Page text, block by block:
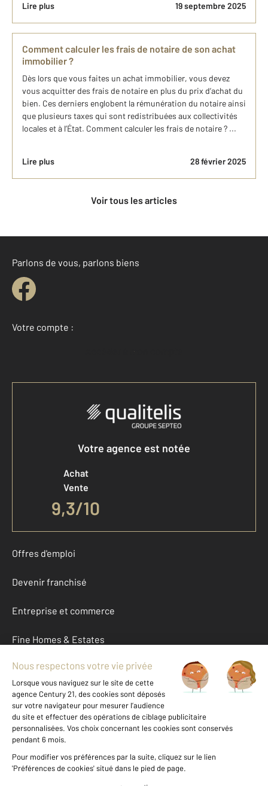
Lire plus 19 septembre 2025
Comment calculer les frais de notaire de son achat
immobilier ?
Dès lors que vous faites un achat immobilier, vous devez
vous acquitter des frais de notaire en plus du prix d’achat du
bien. Ces derniers englobent la rémunération du notaire ainsi
que plusieurs taxes qui sont redistribuées aux collectivités
locales et à l’État. Comment calculer les frais de notaire ? ...
Lire plus 28 février 2025
Voir tous les articles
Parlons de vous, parlons biens
Votre compte :
Accéder à mon compte
Votre agence est notée
Achat
Vente
9,3/10
Offres d'emploi
Devenir franchisé
Entreprise et commerce
Fine Homes & Estates
À propos
International
Nous contacter